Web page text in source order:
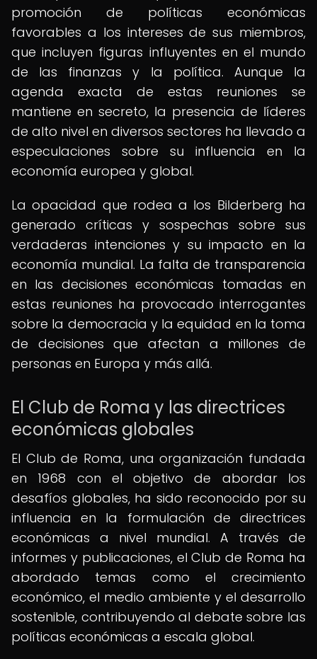
promoción de políticas económicas
favorables a los intereses de sus miembros,
que incluyen figuras influyentes en el mundo
de las finanzas y la política. Aunque la
agenda exacta de estas reuniones se
mantiene en secreto, la presencia de líderes
de alto nivel en diversos sectores ha llevado a
especulaciones sobre su influencia en la
economía europea y global.
La opacidad que rodea a los Bilderberg ha
generado críticas y sospechas sobre sus
verdaderas intenciones y su impacto en la
economía mundial. La falta de transparencia
en las decisiones económicas tomadas en
estas reuniones ha provocado interrogantes
sobre la democracia y la equidad en la toma
de decisiones que afectan a millones de
personas en Europa y más allá.
El Club de Roma y las directrices
económicas globales
El Club de Roma, una organización fundada
en 1968 con el objetivo de abordar los
desafíos globales, ha sido reconocido por su
influencia en la formulación de directrices
económicas a nivel mundial. A través de
informes y publicaciones, el Club de Roma ha
abordado temas como el crecimiento
económico, el medio ambiente y el desarrollo
sostenible, contribuyendo al debate sobre las
políticas económicas a escala global.